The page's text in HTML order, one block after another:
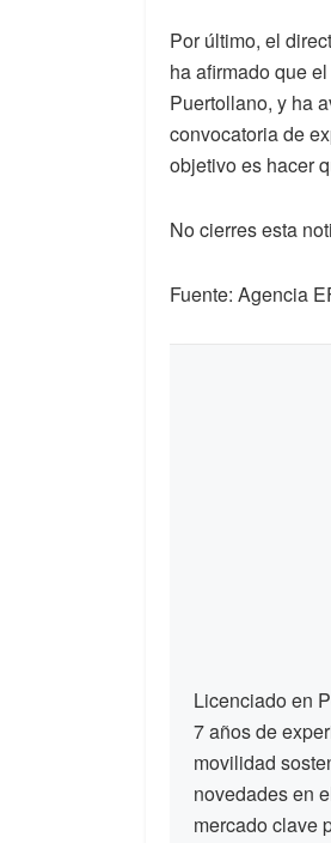
Por último, el
ha afirmado que
Puertollano, y ha
convocatoria de
objetivo es hacer
No cierres esta
Fuente: Agencia
Licenciado en
7 años de
movilidad
novedades en
mercado clave